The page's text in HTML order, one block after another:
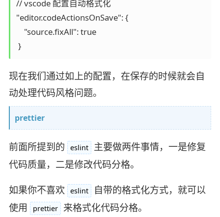
// vscode 配置自动格式化
"editor.codeActionsOnSave": {
    "source.fixAll": true
}
现在我们通过如上的配置，在保存的时候就会自
动处理代码风格问题。
prettier
前面所提到的 eslint
主要做两件事情，一是修复
代码质量，二是修改代码分格。
如果你不喜欢
eslint
自带的格式化方式，就可以
使用
prettier 来格式化代码分格。